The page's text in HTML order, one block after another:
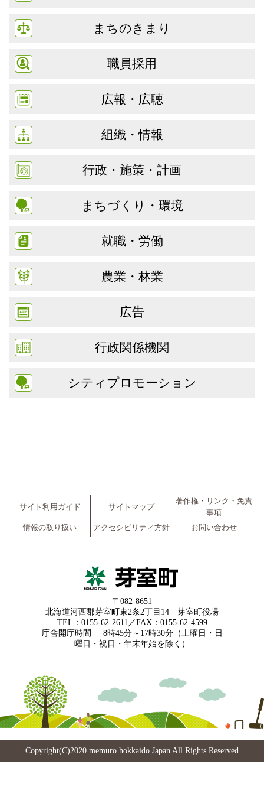
まちのきまり
職員採用
広報・広聴
組織・情報
行政・施策・計画
まちづくり・環境
就職・労働
農業・林業
広告
行政関係機関
シティプロモーション
サイト利用ガイド サイトマップ
著作権・リンク・免責
事項
情報の取り扱い
アクセシビリティ方針 お問い合わせ
〒082-8651
北海道河西郡芽室町東2条2丁目14 芽室町役場
TEL：0155-62-2611／FAX：0155-62-4599
庁舎開庁時間
8時45分～17時30分（土曜日・日
曜日・祝日・年末年始を除く）
Copyright(C)2020 memuro hokkaido.Japan All Rights Reserved